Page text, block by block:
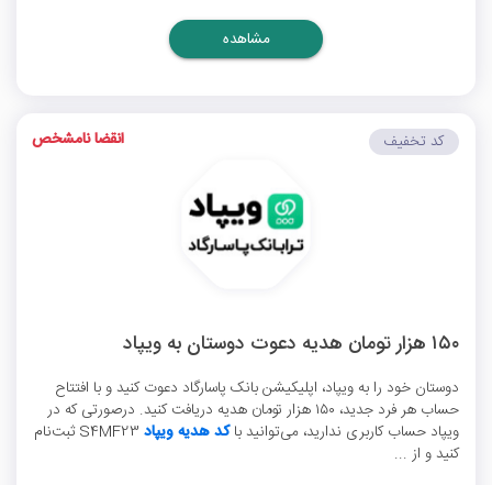
مشاهده
۱۵۰ هزار تومان هدیه دعوت دوستان به ویپاد
دوستان خود را به ویپاد، اپلیکیشن بانک پاسارگاد دعوت کنید و با افتتاح
حساب هر فرد جدید، ۱۵۰ هزار تومان هدیه دریافت کنید. درصورتی که در
ویپاد حساب کاربری ندارید، می‌توانید باکد هدیه ویپاد
S4MF23 ثبت‌نام
کنید و از ...
کد تخفیف انقضا نامشخص